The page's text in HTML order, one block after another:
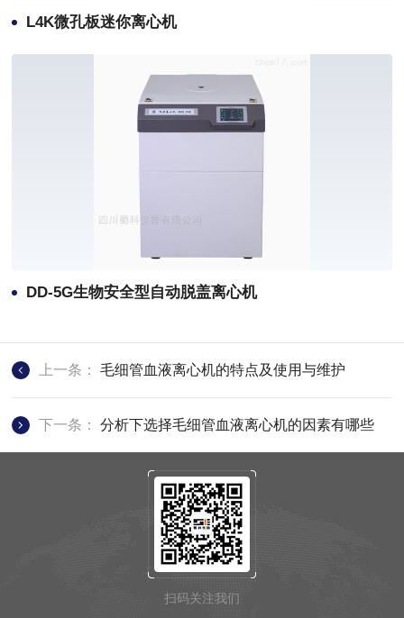
L4K微孔板迷你离心机
DD-5G生物安全型自动脱盖离心机
上一条：毛细管血液离心机的特点及使用与维护
下一条：分析下选择毛细管血液离心机的因素有哪些
扫码关注我们